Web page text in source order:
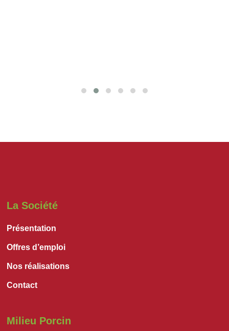
La Société
Présentation
Offres d’emploi
Nos réalisations
Contact
Milieu Porcin